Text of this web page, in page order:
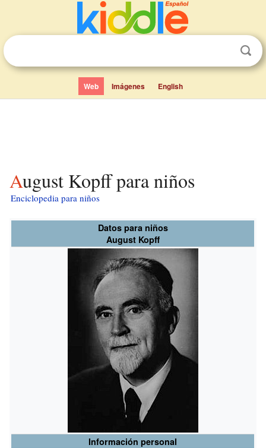
Web Imágenes English
August Kopff para niños
Enciclopedia para niños
Datos para niños
August Kopff
Información personal